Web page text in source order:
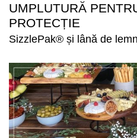
UMPLUTURĂ
PROTECȚIE
SizzlePak® și lână de lemn